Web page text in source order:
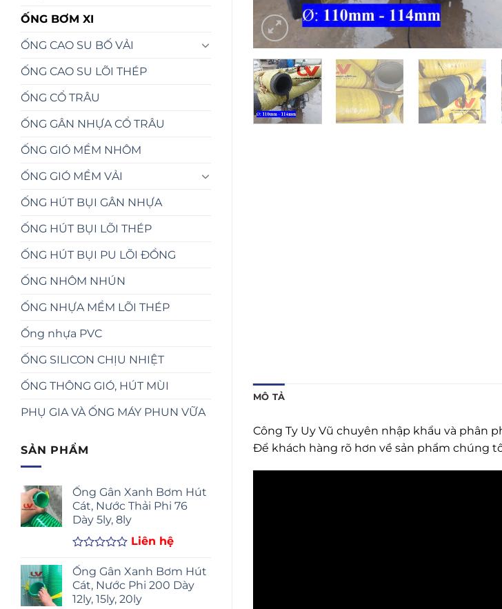
ỐNG BƠM XI
ỐNG CAO SU BỐ VẢI
ỐNG CAO SU LÕI THÉP
ỐNG CỔ TRÂU
ỐNG GÂN NHỰA CỔ TRÂU
ỐNG GIÓ MỀM NHÔM
ỐNG GIÓ MỀM VẢI
ỐNG HÚT BỤI GÂN NHỰA
ỐNG HÚT BỤI LÕI THÉP
ỐNG HÚT BỤI PU LÕI ĐỒNG
ỐNG NHÔM NHÚN
ỐNG NHỰA MỀM LÕI THÉP
Ống nhựa PVC
ỐNG SILICON CHỊU NHIỆT
ỐNG THÔNG GIÓ, HÚT MÙI
PHỤ GIA VÀ ỐNG MÁY PHUN VỮA
SẢN PHẨM
Ống Gân Xanh Bơm Hút
Cát, Nước Thải Phi 76
Dày 5ly, 8ly
xếp
hạng
0
5
Liên hệ
Ống Gân Xanh Bơm Hút
Cát, Nước Phi 200 Dày
12ly, 15ly, 20ly
MÔ TẢ
Công Ty Uy Vũ chuyên nhập khẩu và phân
Để khách hàng rõ hơn về sản phẩm chúng